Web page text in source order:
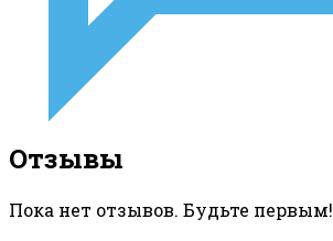
Отзывы
Пока нет отзывов. Будьте первым!